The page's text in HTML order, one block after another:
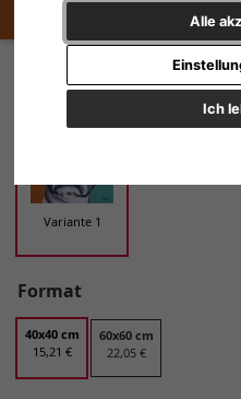
Alle
Ich
Colourful Dog Portrait No. 3
Design
Variante 1
Format
40x40 cm
15,21 €
60x60 cm
22,05 €